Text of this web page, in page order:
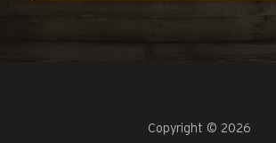
Copyright © 2026